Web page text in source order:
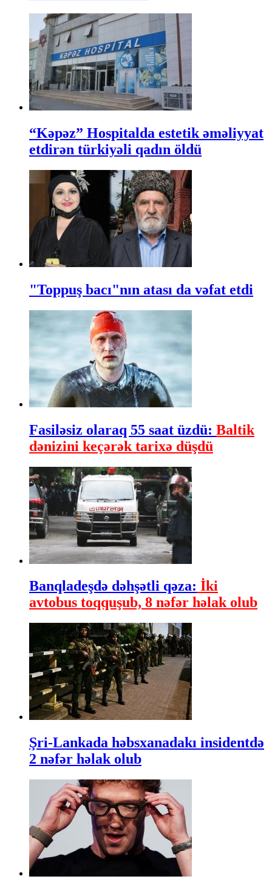
“Kəpəz” Hospitalda estetik əməliyyat
etdirən türkiyəli qadın öldü
"Toppuş bacı"nın atası da vəfat etdi
Fasiləsiz olaraq 55 saat üzdü: Baltik
dənizini keçərək tarixə düşdü
Banqladeşdə dəhşətli qəza: İki
avtobus toqquşub, 8 nəfər həlak olub
Şri-Lankada həbsxanadakı insidentdə
2 nəfər həlak olub